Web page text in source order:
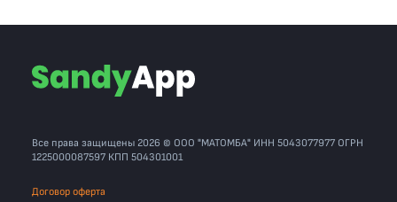
Все права защищены 2026 © ООО "МАТОМБА" ИНН 5043077977 ОГРН
1225000087597 КПП 504301001
Договор оферта